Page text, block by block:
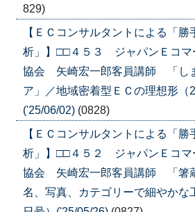
829)
【ＥＣコンサルタントによる「勝
析」】□□４５３ ジャパンＥコマ
協会 矢崎宏一郎客員講師 「し
ア」／地域密着型ＥＣの理想形（
('25/06/02) (0828)
【ＥＣコンサルタントによる「勝
析」】□□４５２ ジャパンＥコマ
協会 矢崎宏一郎客員講師 「箸
名、写真、カテゴリーで細やかな